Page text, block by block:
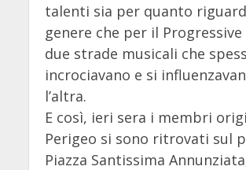
talenti sia per quanto
genere che per il Progressive
due strade musicali che
incrociavano e si
l’altra.
E così, ieri sera i membri
Perigeo si sono ritrovati sul
Piazza Santissima